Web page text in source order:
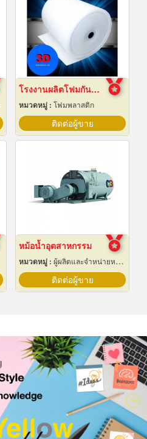
โรงงานผลิตโฟมกันกระแทก
หมวดหมู่ : โฟมพลาสติก
ติดต่อผู้ขาย
หม้อน้ำอุตสาหกรรม
หมวดหมู่ : ผู้ผลิตและจำหน่ายหม้อน้ำทางอุตสาหกรรม
ติดต่อผู้ขาย